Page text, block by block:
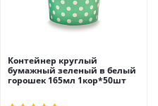
Контейнер круглый
бумажный зеленый в белый
горошек 165мл 1кор*50шт